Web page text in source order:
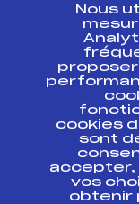
Ressources
Pass’Neige
Projet
Projet de
Antidopage
Pôle
Scientifique
Listes
Nous
cookies
sont
accepter,
vos
obtenir